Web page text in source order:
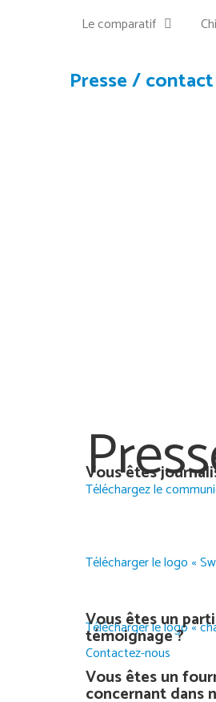
Le comparatif
Presse / contact
Vous êtes
Téléchargez le
Télécharger le logo «
Télécharger le logo «
Vous êtes un
témoignage ?
Contactez-nous
Vous êtes un
concernant dans